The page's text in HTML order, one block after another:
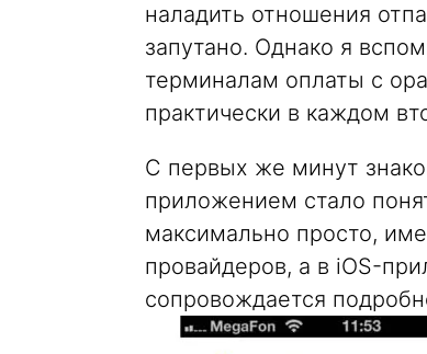
наладить отношения
запутано. Однако я
терминалам оплаты с
практически в каждом
С первых же минут
приложением стало
максимально просто,
провайдеров, а в iOS-
сопровождается